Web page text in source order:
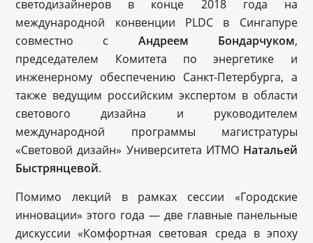
светодизайнеров в конце 2018 года на
международной конвенции PLDC в Сингапуре
совместно с Андреем Бондарчуком,
председателем Комитета по энергетике и
инженерному обеспечению Санкт-Петербурга, а
также ведущим российским экспертом в области
светового дизайна и руководителем
международной программы магистратуры
«Световой дизайн» Университета ИТМО Натальей
Быстрянцевой.
Помимо лекций в рамках сессии «Городские
инновации» этого года — две главные панельные
дискуссии «Комфортная световая среда в эпоху